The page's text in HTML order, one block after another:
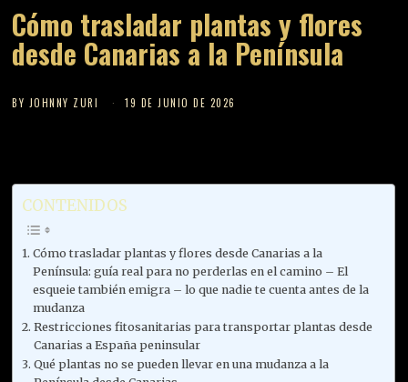
Cómo trasladar plantas y flores
desde Canarias a la Península
BY JOHNNY ZURI 19 DE JUNIO DE 2026
CONTENIDOS
Cómo trasladar plantas y flores desde Canarias a la
Península: guía real para no perderlas en el camino – El
esqueie también emigra – lo que nadie te cuenta antes de la
mudanza
Restricciones fitosanitarias para transportar plantas desde
Canarias a España peninsular
Qué plantas no se pueden llevar en una mudanza a la